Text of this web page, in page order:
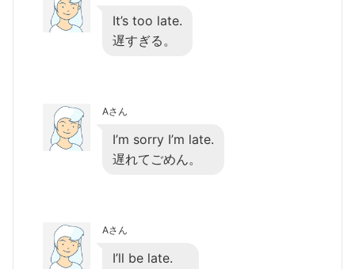
It’s too late.
遅すぎる。
Aさん
I’m sorry I’m late.
遅れてごめん。
Aさん
I’ll be late.